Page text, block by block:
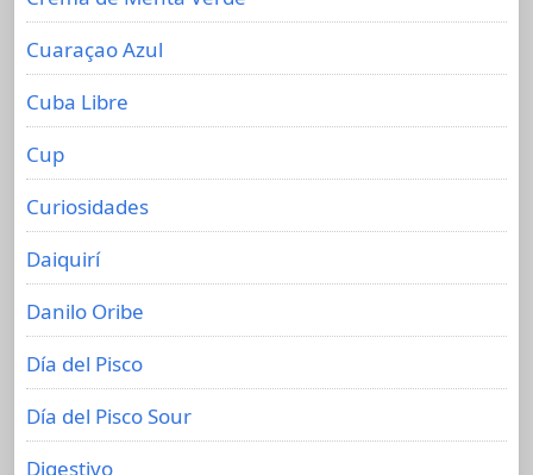
Cuaraçao Azul
Cuba Libre
Cup
Curiosidades
Daiquirí
Danilo Oribe
Día del Pisco
Día del Pisco Sour
Digestivo